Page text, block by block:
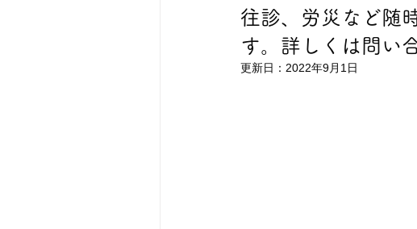
往診、労災など随
す。詳しくは問い
更新日： 2022年9月1日